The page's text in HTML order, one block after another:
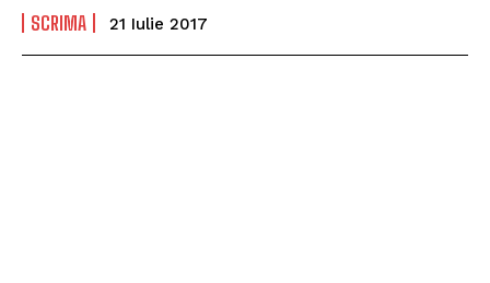
SCRIMA 21 Iulie 2017